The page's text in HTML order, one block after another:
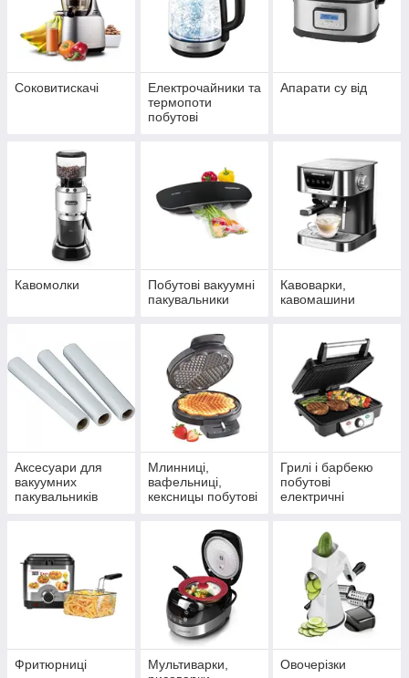
виключно для внутрішнього ринку ЄС і не
представлені в Україні.
Вишуканий дизайн
останнім модним трендам. Завдяки
ергономічному корпусу і різноманітності
колірних рішень, вона вдало доповнить
інтер'єр практично будь-якої кухні. Не займає
багато місця, зручний в експлуатації.
Максимальний комфорт
Багатофункціональність дрібної побутової
техніки з Європи надає можливість підібрати
оптимальний набір опцій, згідно
індивідуальним вимогам і особливостям
кожної сім'ї. Це ваш шанс укомплектувати
кухню вашої мрії.
Надійність і довговічність
На відміну від азіатських та вітчизняних
аналогів, європейська кухонна техніка
прослужить вам багато років, зберігаючи
бездоганний зовнішній вигляд і чудові технічні
характеристики. На весь модельний ряд
поширюється гарантія строком до 24 місяців.
Соковитискачі
Електрочайники та
термопоти
побутові
Апарати су від
Кавомолки
Побутові вакуумні
пакувальники
Кавоварки,
кавомашини
Аксесуари для
вакуумних
пакувальників
Млинниці,
вафельниці,
кексницы побутові
Грилі і барбекю
побутові
електричні
Фритюрниці
Мультиварки,
Овочерізки